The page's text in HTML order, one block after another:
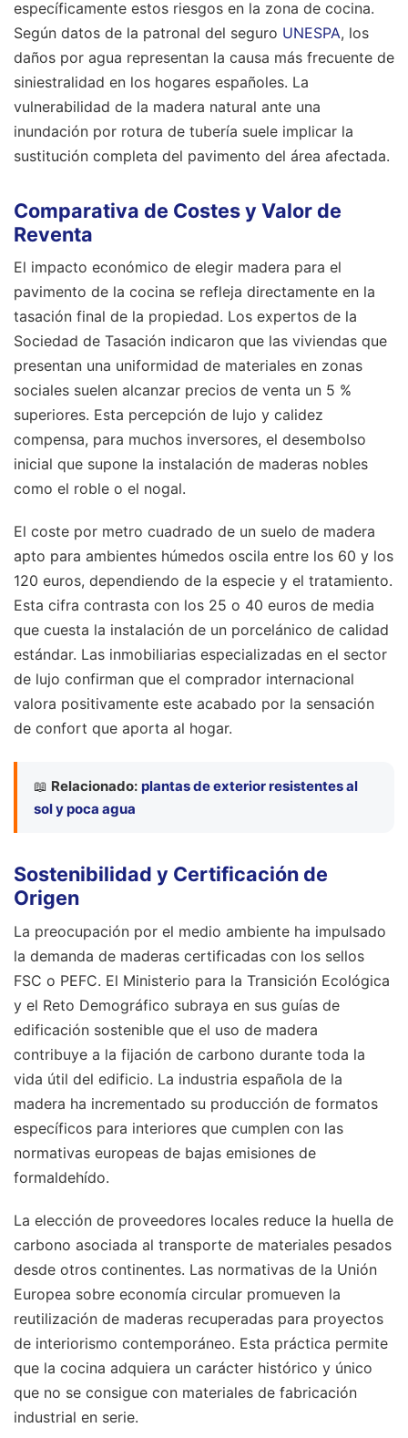
específicamente estos riesgos en la zona de cocina.
Según datos de la patronal del seguro UNESPA, los
daños por agua representan la causa más frecuente de
siniestralidad en los hogares españoles. La
vulnerabilidad de la madera natural ante una
inundación por rotura de tubería suele implicar la
sustitución completa del pavimento del área afectada.
Comparativa de Costes y Valor de
Reventa
El impacto económico de elegir madera para el
pavimento de la cocina se refleja directamente en la
tasación final de la propiedad. Los expertos de la
Sociedad de Tasación indicaron que las viviendas que
presentan una uniformidad de materiales en zonas
sociales suelen alcanzar precios de venta un 5 %
superiores. Esta percepción de lujo y calidez
compensa, para muchos inversores, el desembolso
inicial que supone la instalación de maderas nobles
como el roble o el nogal.
El coste por metro cuadrado de un suelo de madera
apto para ambientes húmedos oscila entre los 60 y los
120 euros, dependiendo de la especie y el tratamiento.
Esta cifra contrasta con los 25 o 40 euros de media
que cuesta la instalación de un porcelánico de calidad
estándar. Las inmobiliarias especializadas en el sector
de lujo confirman que el comprador internacional
valora positivamente este acabado por la sensación
de confort que aporta al hogar.
📖 Relacionado: plantas de exterior resistentes al
sol y poca agua
Sostenibilidad y Certificación de
Origen
La preocupación por el medio ambiente ha impulsado
la demanda de maderas certificadas con los sellos
FSC o PEFC. El Ministerio para la Transición Ecológica
y el Reto Demográfico subraya en sus guías de
edificación sostenible que el uso de madera
contribuye a la fijación de carbono durante toda la
vida útil del edificio. La industria española de la
madera ha incrementado su producción de formatos
específicos para interiores que cumplen con las
normativas europeas de bajas emisiones de
formaldehído.
La elección de proveedores locales reduce la huella de
carbono asociada al transporte de materiales pesados
desde otros continentes. Las normativas de la Unión
Europea sobre economía circular promueven la
reutilización de maderas recuperadas para proyectos
de interiorismo contemporáneo. Esta práctica permite
que la cocina adquiera un carácter histórico y único
que no se consigue con materiales de fabricación
industrial en serie.